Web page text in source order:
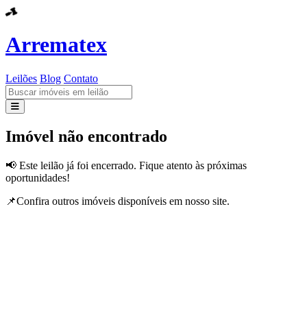
Arrematex
Leilões Blog Contato
Leilões
Imóvel não encontrado
📢 Este leilão já foi encerrado. Fique atento às próximas
oportunidades!
📌Confira outros imóveis disponíveis em nosso site.